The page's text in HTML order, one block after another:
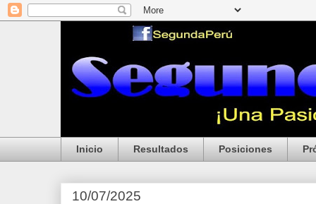
Inicio Resultados Posiciones
10/07/2025